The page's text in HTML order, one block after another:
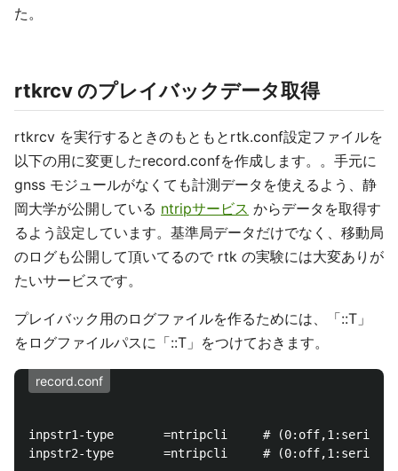
た。
rtkrcv のプレイバックデータ取得
rtkrcv を実行するときのもともとrtk.conf設定ファイルを
以下の用に変更したrecord.confを作成します。。手元に
gnss モジュールがなくても計測データを使えるよう、静
岡大学が公開している ntripサービス からデータを取得す
るよう設定しています。基準局データだけでなく、移動局
のログも公開して頂いてるので rtk の実験には大変ありが
たいサービスです。
プレイバック用のログファイルを作るためには、「::T」
をログファイルパスに「::T」をつけておきます。
record.conf
inpstr1-type       =ntripcli     #
inpstr2-type       =ntripcli     #